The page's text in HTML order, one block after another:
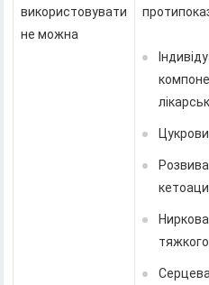
використовувати
не можна
тяжкого